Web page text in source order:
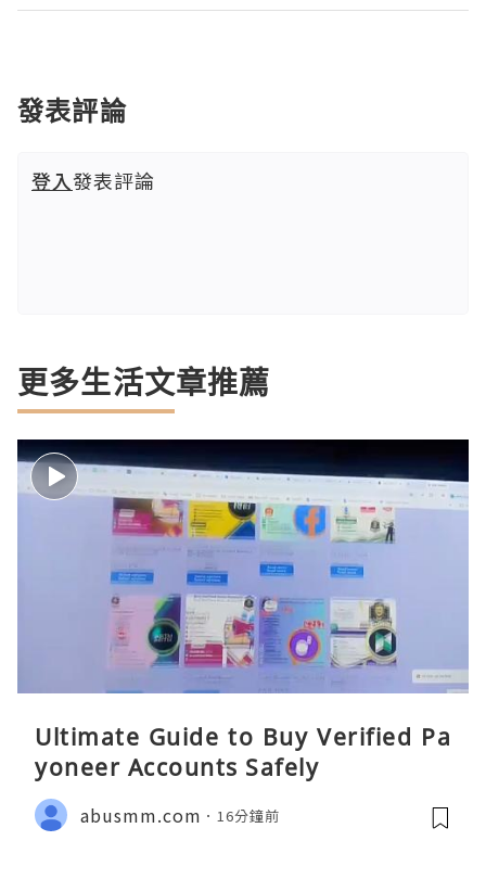
發表評論
登入發表評論
更多生活文章推薦
Ultimate Guide to Buy Verified Pa
yoneer Accounts Safely
abusmm.com 16分鐘前